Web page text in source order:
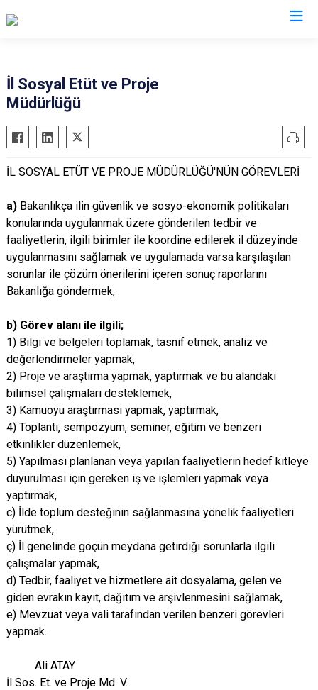
İl Sosyal Etüt ve Proje
Müdürlüğü
İL SOSYAL ETÜT VE PROJE MÜDÜRLÜĞÜ'NÜN GÖREVLERİ
a) Bakanlıkça ilin güvenlik ve sosyo-ekonomik politikaları
konularında uygulanmak üzere gönderilen tedbir ve
faaliyetlerin, ilgili birimler ile koordine edilerek il düzeyinde
uygulanmasını sağlamak ve uygulamada varsa karşılaşılan
sorunlar ile çözüm önerilerini içeren sonuç raporlarını
Bakanlığa göndermek,
b) Görev alanı ile ilgili;
1) Bilgi ve belgeleri toplamak, tasnif etmek, analiz ve
değerlendirmeler yapmak,
2) Proje ve araştırma yapmak, yaptırmak ve bu alandaki
bilimsel çalışmaları desteklemek,
3) Kamuoyu araştırması yapmak, yaptırmak,
4) Toplantı, sempozyum, seminer, eğitim ve benzeri
etkinlikler düzenlemek,
5) Yapılması planlanan veya yapılan faaliyetlerin hedef kitleye
duyurulması için gereken iş ve işlemleri yapmak veya
yaptırmak,
c) İlde toplum desteğinin sağlanmasına yönelik faaliyetleri
yürütmek,
ç) İl genelinde göçün meydana getirdiği sorunlarla ilgili
çalışmalar yapmak,
d) Tedbir, faaliyet ve hizmetlere ait dosyalama, gelen ve
giden evrakın kayıt, dağıtım ve arşivlenmesini sağlamak,
e) Mevzuat veya vali tarafından verilen benzeri görevleri
yapmak.
Ali ATAY
İl Sos. Et. ve Proje Md. V.